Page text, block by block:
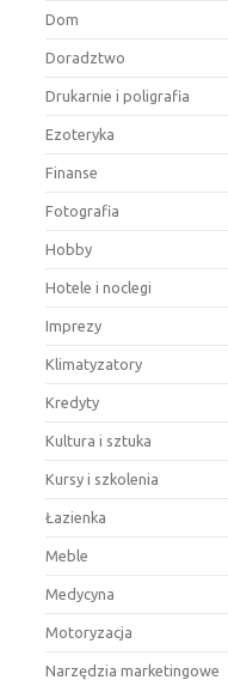
Dom
Doradztwo
Drukarnie i poligrafia
Ezoteryka
Finanse
Fotografia
Hobby
Hotele i noclegi
Imprezy
Klimatyzatory
Kredyty
Kultura i sztuka
Kursy i szkolenia
Łazienka
Meble
Medycyna
Motoryzacja
Narzędzia marketingowe